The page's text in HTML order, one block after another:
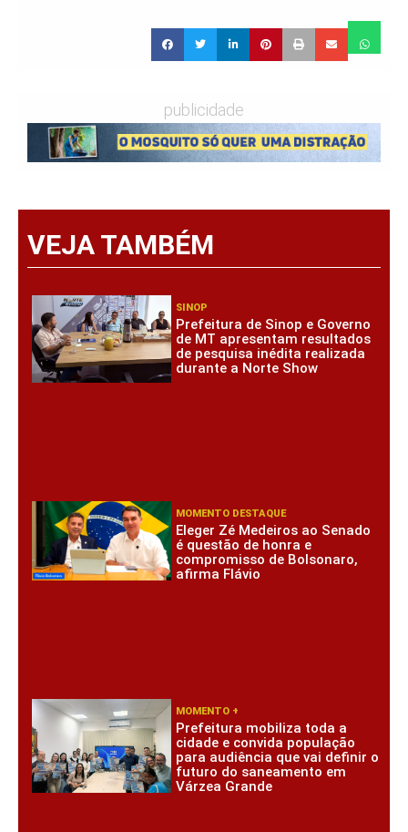
publicidade
VEJA TAMBÉM
SINOP
Prefeitura de Sinop e Governo
de MT apresentam resultados
de pesquisa inédita realizada
durante a Norte Show
MOMENTO DESTAQUE
Eleger Zé Medeiros ao Senado
é questão de honra e
compromisso de Bolsonaro,
afirma Flávio
MOMENTO +
Prefeitura mobiliza toda a
cidade e convida população
para audiência que vai definir o
futuro do saneamento em
Várzea Grande